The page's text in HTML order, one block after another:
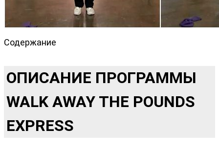
Содержание
ОПИСАНИЕ ПРОГРАММЫ
WALK AWAY THE POUNDS
EXPRESS